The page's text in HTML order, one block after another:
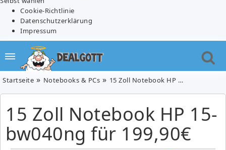
Cookie-Richtlinie
Datenschutzerklärung
Impressum
Startseite Notebooks & PCs 15 Zoll Notebook HP 15-bw040ng für 199,90€
15 Zoll Notebook HP 15-
bw040ng für 199,90€